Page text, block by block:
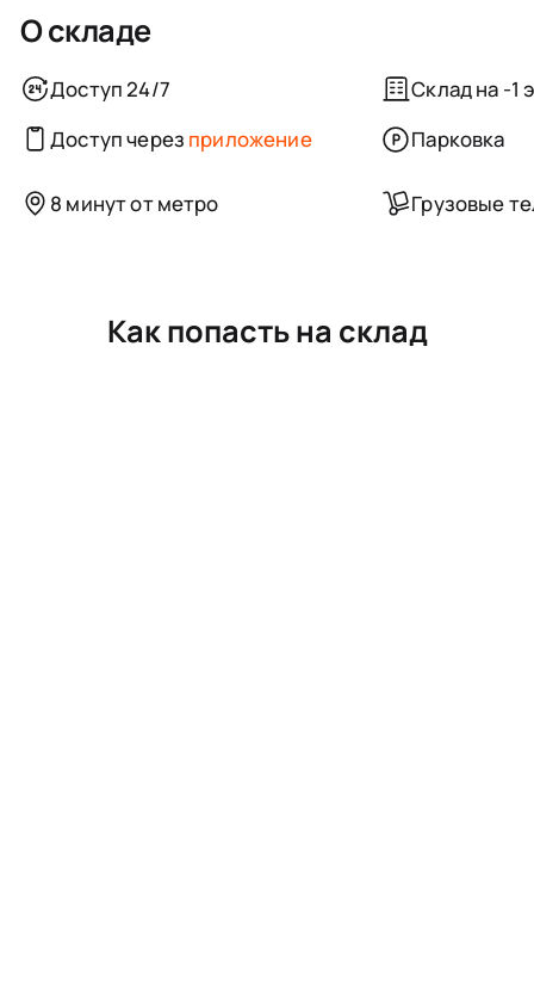
О складе
Доступ 24/7
Склад на -1
Доступ через приложение Парковка
8 минут от метро Грузовые
Как попасть на склад